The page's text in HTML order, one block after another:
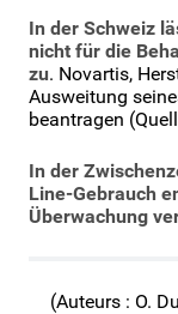
In der Schweiz
nicht für die
zu. Novartis,
Ausweitung
beantragen
In der
Line-Gebrauch
Überwachung
(Auteurs : O.